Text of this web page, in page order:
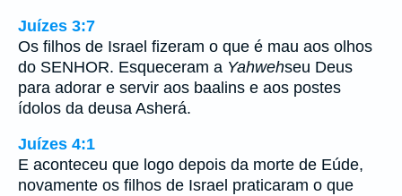
Juízes 3:7
Os filhos de Israel fizeram o que é mau aos olhos
do SENHOR. Esqueceram a Yahwehseu Deus
para adorar e servir aos baalins e aos postes
ídolos da deusa Asherá.
Juízes 4:1
E aconteceu que logo depois da morte de Eúde,
novamente os filhos de Israel praticaram o que